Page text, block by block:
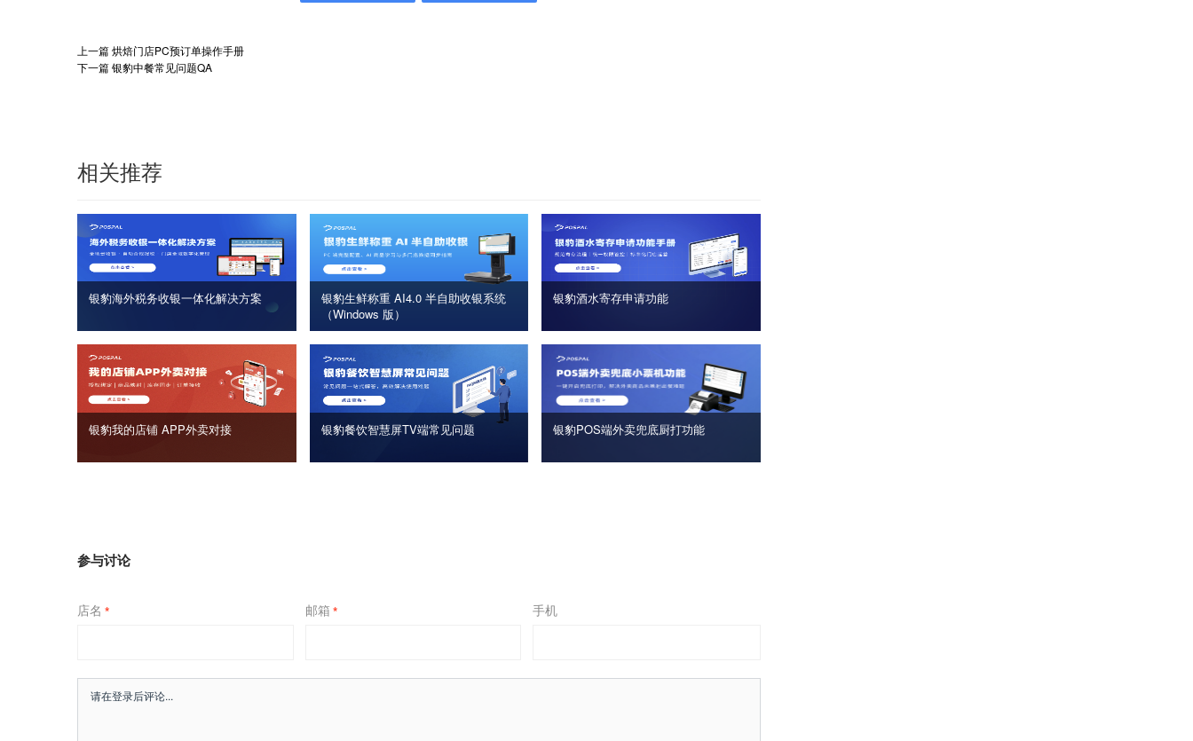
上一篇烘焙门店PC预订单操作手册
下一篇银豹中餐常见问题QA
相关推荐
银豹海外税务收银一体化解决方案
银豹生鲜称重 AI4.0 半自助收银系统
（Windows 版）
银豹酒水寄存申请功能
银豹我的店铺 APP外卖对接 银豹餐饮智慧屏TV端常见问题 银豹POS端外卖兜底厨打功能
参与讨论
店名 * 邮箱 * 手机